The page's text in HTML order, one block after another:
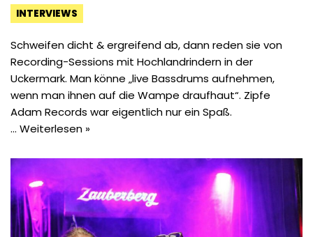
INTERVIEWS
Schweifen dicht & ergreifend ab, dann reden sie von
Recording-Sessions mit Hochlandrindern in der
Uckermark. Man könne „live Bassdrums aufnehmen,
wenn man ihnen auf die Wampe draufhaut“. Zipfe
Adam Records war eigentlich nur ein Spaß.
… Weiterlesen »